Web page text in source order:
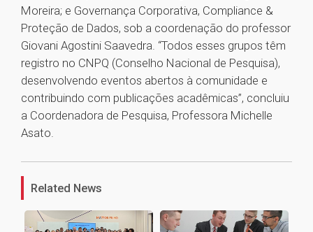
Moreira; e Governança Corporativa, Compliance &
Proteção de Dados, sob a coordenação do professor
Giovani Agostini Saavedra. “Todos esses grupos têm
registro no CNPQ (Conselho Nacional de Pesquisa),
desenvolvendo eventos abertos à comunidade e
contribuindo com publicações acadêmicas”, concluiu
a Coordenadora de Pesquisa, Professora Michelle
Asato.
Related News